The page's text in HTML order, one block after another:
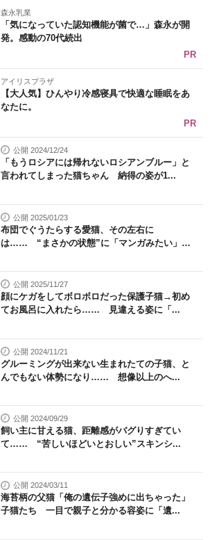
森永乳業
「気になっていた認知機能が菌で…」森永が開
発。感動の70代続出
PR
アイリスプラザ
【大人気】ひんやり冷感寝具で快適な睡眠をあ
なたに。
PR
公開 2024/12/24
「もうロシアには帰れないロシアンブルー」と
言われてしまった猫ちゃん 納得の姿が1...
公開 2025/01/23
布団でぐうたらする愛猫、その左右に
は…… “まさかの状態”に「マンガみたい」
公開 2025/11/27
顔にケガをしてボロボロだった保護子猫→初め
てお風呂に入れたら…… 見違える姿に「...
公開 2024/11/21
グルーミングが出来ない生まれたての子猫、と
んでもない体勢になり…… 想像以上のへ...
公開 2024/09/29
飼い主に甘える猫、距離感がバグりすぎてい
て…… “苦しいほどいとおしい”スキンシ...
公開 2024/03/11
海苔柄の父猫「俺の遺伝子強めに出ちゃった」
子猫たち 一目で親子と分かる容姿に「遺...